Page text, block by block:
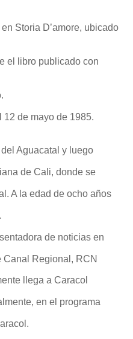
Storia D’amore, ubicado
el libro publicado con
de mayo de 1985.
Aguacatal y luego
de Cali, donde se
A la edad de ocho años
de noticias en
Canal Regional, RCN
llega a Caracol
en el programa